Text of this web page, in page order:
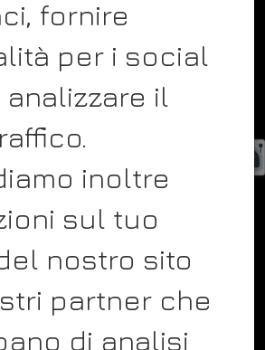
fornire
per i social
analizzare il
inoltre
sul tuo
nostro sito
partner che
di analisi